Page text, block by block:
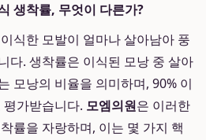
생착률, 무엇이 다른가?
식한 모발이 얼마나 살아남아 풍
다. 생착률은 이식된 모낭 중 살아
모낭의 비율을 의미하며, 90% 이
가받습니다. 모엠의원은 이러한
률을 자랑하며, 이는 몇 가지 핵